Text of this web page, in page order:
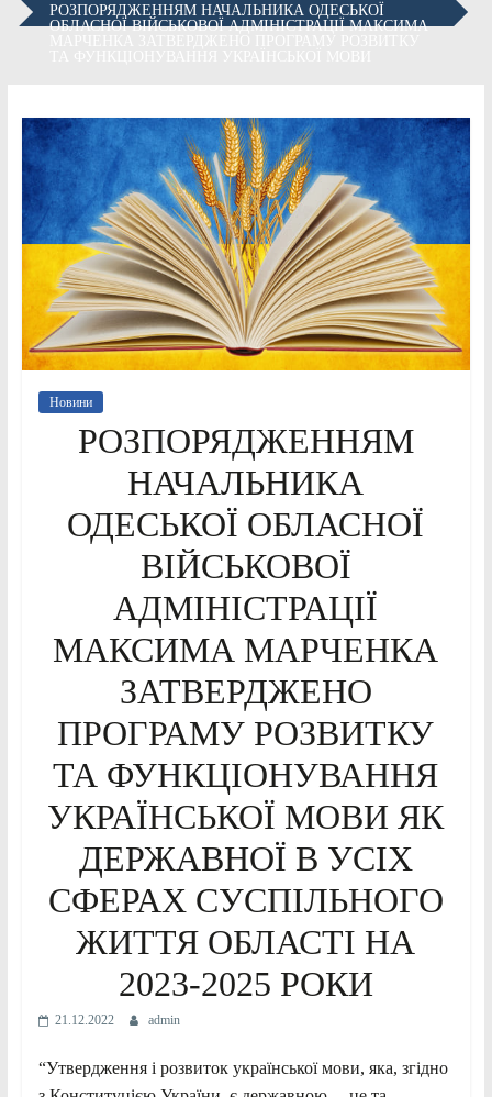
РОЗПОРЯДЖЕННЯМ НАЧАЛЬНИКА ОДЕСЬКОЇ
ОБЛАСНОЇ ВІЙСЬКОВОЇ АДМІНІСТРАЦІЇ МАКСИМА
Новини
РОЗПОРЯДЖЕННЯМ
НАЧАЛЬНИКА
ОДЕСЬКОЇ ОБЛАСНОЇ
ВІЙСЬКОВОЇ
АДМІНІСТРАЦІЇ
МАКСИМА МАРЧЕНКА
ЗАТВЕРДЖЕНО
ПРОГРАМУ РОЗВИТКУ
ТА ФУНКЦІОНУВАННЯ
УКРАЇНСЬКОЇ МОВИ ЯК
ДЕРЖАВНОЇ В УСІХ
СФЕРАХ СУСПІЛЬНОГО
ЖИТТЯ ОБЛАСТІ НА
2023-2025 РОКИ
21.12.2022 admin
“Утвердження і розвиток української мови, яка, згідно